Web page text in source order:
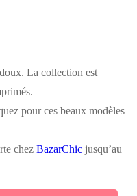
La collection est
pour ces beaux modèles
chez BazarChic jusqu’au